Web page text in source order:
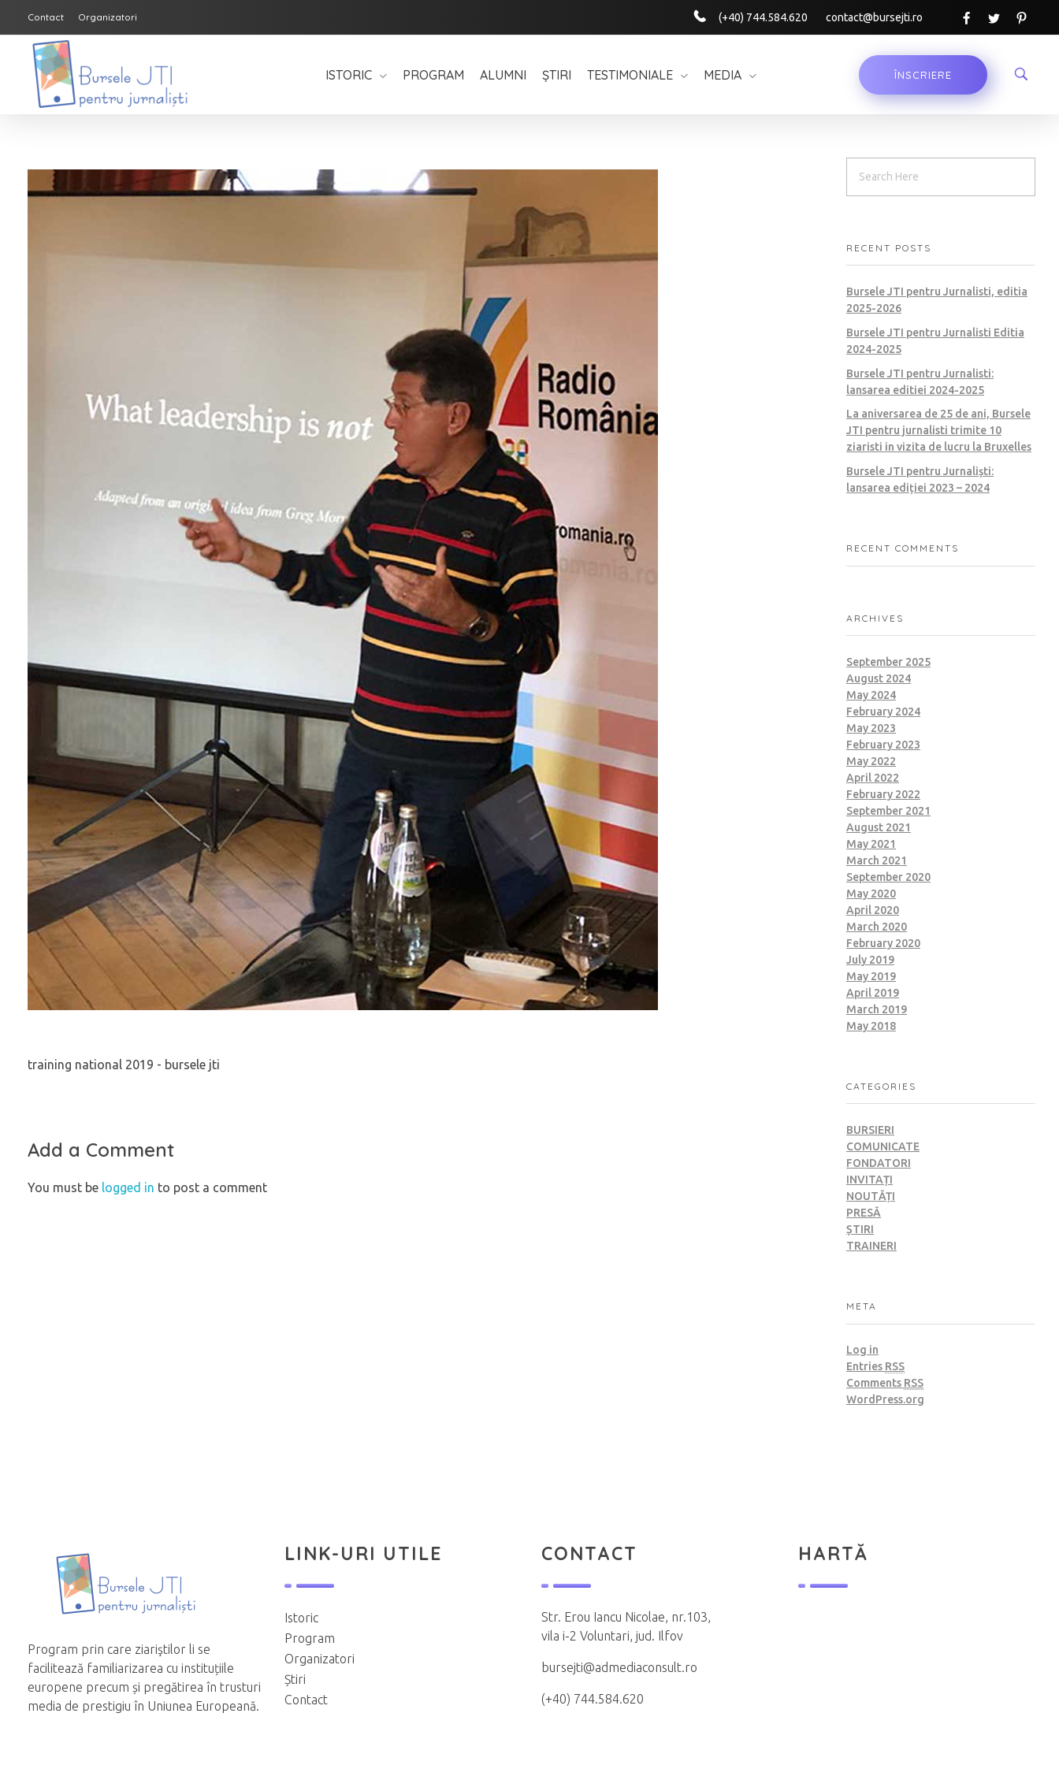
Contact Organizatori (+40) 744.584.620 contact@bursejti.ro
ÎNSCRIERE
ISTORIC PROGRAM ALUMNI ȘTIRI TESTIMONIALE MEDIA
training national 2019 - bursele jti
Add a Comment
You must be logged in to post a comment
RECENT POSTS
Bursele JTI pentru Jurnalisti, editia
2025-2026
Bursele JTI pentru Jurnalisti Editia
2024-2025
Bursele JTI pentru Jurnalisti:
lansarea editiei 2024-2025
La aniversarea de 25 de ani, Bursele
JTI pentru jurnalisti trimite 10
ziaristi in vizita de lucru la Bruxelles
Bursele JTI pentru Jurnaliști:
lansarea ediției 2023 – 2024
RECENT COMMENTS
ARCHIVES
September 2025
August 2024
May 2024
February 2024
May 2023
February 2023
May 2022
April 2022
February 2022
September 2021
August 2021
May 2021
March 2021
September 2020
May 2020
April 2020
March 2020
February 2020
July 2019
May 2019
April 2019
March 2019
May 2018
CATEGORIES
BURSIERI
COMUNICATE
FONDATORI
INVITAȚI
NOUTĂȚI
PRESĂ
ȘTIRI
TRAINERI
META
Log in
Entries RSS
Comments RSS
WordPress.org
Program prin care ziariştilor li se
facilitează familiarizarea cu instituțiile
europene precum și pregătirea în trusturi
media de prestigiu în Uniunea Europeană.
LINK-URI UTILE
Istoric
Program
Organizatori
Știri
Contact
CONTACT
Str. Erou Iancu Nicolae, nr.103,
vila i-2 Voluntari, jud. Ilfov
bursejti@admediaconsult.ro
(+40) 744.584.620
HARTĂ